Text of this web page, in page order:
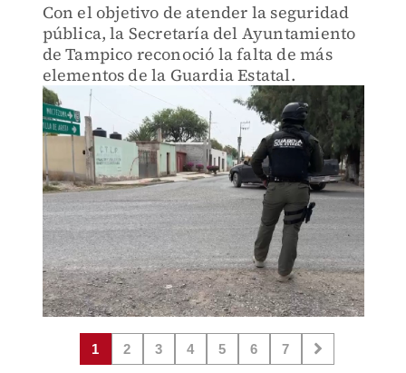
Con el objetivo de atender la seguridad
pública, la Secretaría del Ayuntamiento
de Tampico reconoció la falta de más
elementos de la Guardia Estatal.
1 2 3 4 5 6 7